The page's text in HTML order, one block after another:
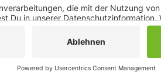
Anzeige